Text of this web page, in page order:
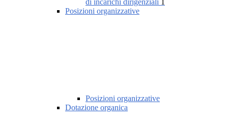
di incarichi dirigenziali 1
Posizioni organizzative
Posizioni organizzative
Dotazione organica